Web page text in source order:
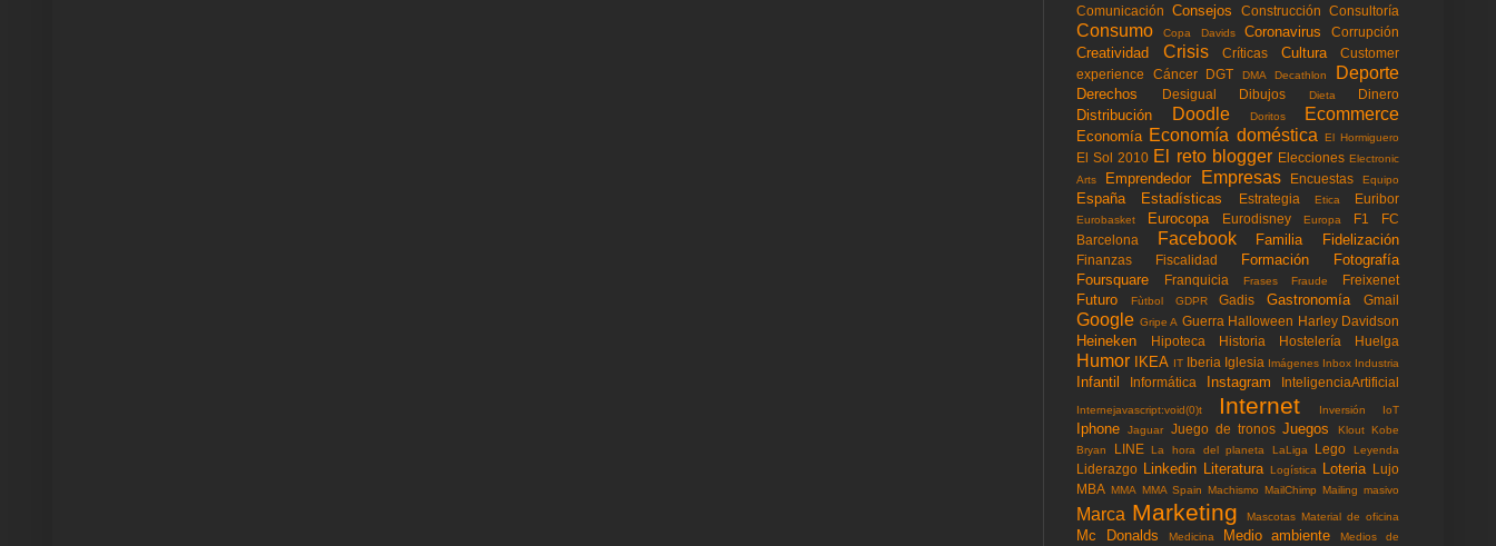
Comunicación Consejos Construcción Consultoría
Consumo Copa Davids Coronavirus Corrupción
Creatividad Crisis Críticas Cultura
Customer
experience
Cáncer DGT DMA Decathlon Deporte
Derechos Desigual Dibujos Dieta Dinero
Distribución Doodle Doritos Ecommerce
Economía Economía doméstica El Hormiguero
El Sol 2010 El reto blogger Elecciones Electronic
Arts
Emprendedor Empresas Encuestas Equipo
España Estadísticas Estrategia Etica Euribor
Eurobasket Eurocopa Eurodisney Europa F1
FC
Barcelona
Facebook Familia Fidelización
Finanzas Fiscalidad Formación
Fotografía
Foursquare
Franquicia Frases Fraude Freixenet
Futuro Fùtbol GDPR Gadis Gastronomía Gmail
Google Gripe A Guerra Halloween Harley Davidson
Heineken Hipoteca Historia Hostelería Huelga
Humor IKEA IT Iberia Iglesia Imágenes Inbox Industria
Infantil Informática Instagram InteligenciaArtificial
Internejavascript:void(0)t Internet Inversión IoT
Iphone Jaguar Juego de tronos Juegos Klout Kobe
Bryan
LINE La hora del planeta LaLiga Lego Leyenda
Liderazgo Linkedin Literatura Logística Loteria Lujo
MBA MMA MMA Spain Machismo MailChimp Mailing masivo
Marca Marketing Mascotas Material de oficina
Mc Donalds Medicina Medio ambiente
Medios de